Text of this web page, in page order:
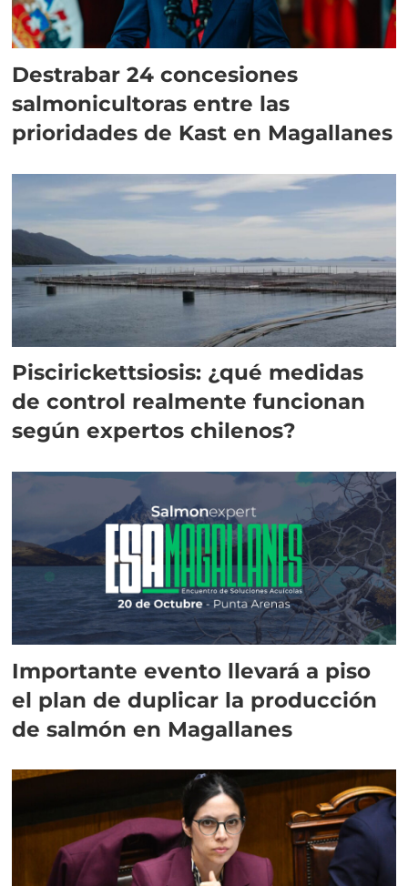
Destrabar 24 concesiones
salmonicultoras entre las
prioridades de Kast en Magallanes
Piscirickettsiosis: ¿qué medidas
de control realmente funcionan
según expertos chilenos?
Importante evento llevará a piso
el plan de duplicar la producción
de salmón en Magallanes